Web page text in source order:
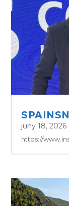
juny 18, 2026
https://